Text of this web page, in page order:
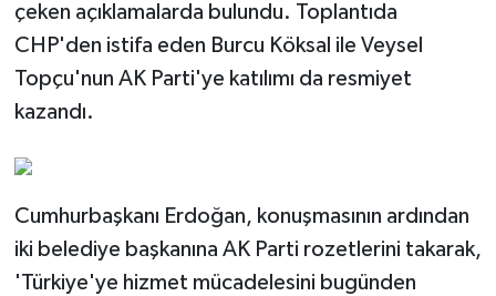
çeken açıklamalarda bulundu. Toplantıda
CHP'den istifa eden Burcu Köksal ile Veysel
Topçu'nun AK Parti'ye katılımı da resmiyet
kazandı.
Cumhurbaşkanı Erdoğan, konuşmasının ardından
iki belediye başkanına AK Parti rozetlerini takarak,
'Türkiye'ye hizmet mücadelesini bugünden